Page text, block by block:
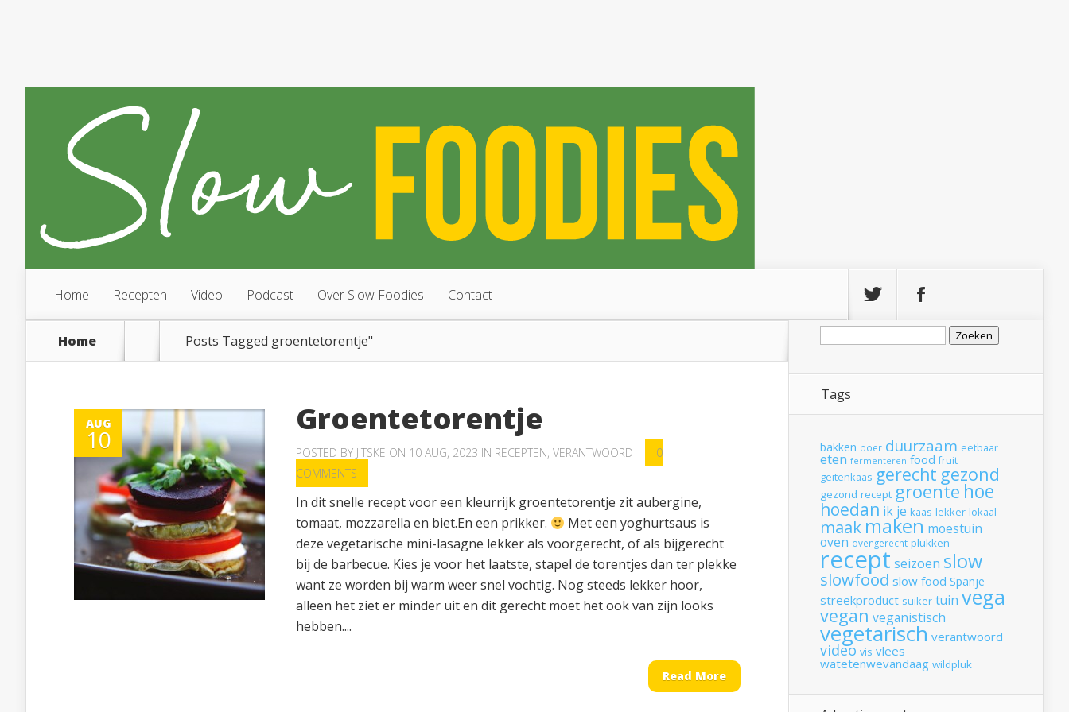
Home Recepten Video Podcast Over Slow Foodies Contact
Home Posts Tagged groentetorentje"
AUG
10
Groentetorentje
POSTED BY JITSKE ON 10 AUG, 2023 IN RECEPTEN, VERANTWOORD |
0
COMMENTS
In dit snelle recept voor een kleurrijk groentetorentje zit aubergine,
tomaat, mozzarella en biet.En een prikker.
Met een yoghurtsaus is
deze vegetarische mini-lasagne lekker als voorgerecht, of als bijgerecht
bij de barbecue. Kies je voor het laatste, stapel de torentjes dan ter plekke
want ze worden bij warm weer snel vochtig. Nog steeds lekker hoor,
alleen het ziet er minder uit en dit gerecht moet het ook van zijn looks
hebben....
Read More
Zoeken
Tags
bakken boer duurzaam eetbaar
eten fermenteren food fruit
geitenkaas gerecht gezond
gezond recept groente hoe
hoedan ik je kaas lekker lokaal
maak maken moestuin
oven ovengerecht plukken
recept seizoen slow
slowfood slow food Spanje
streekproduct suiker tuin vega
vegan veganistisch
vegetarisch verantwoord
video vis vlees
watetenwevandaag wildpluk